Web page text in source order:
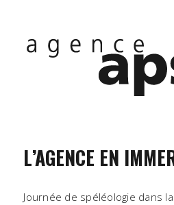
L’AGENCE EN
Journée de spéléologie dans